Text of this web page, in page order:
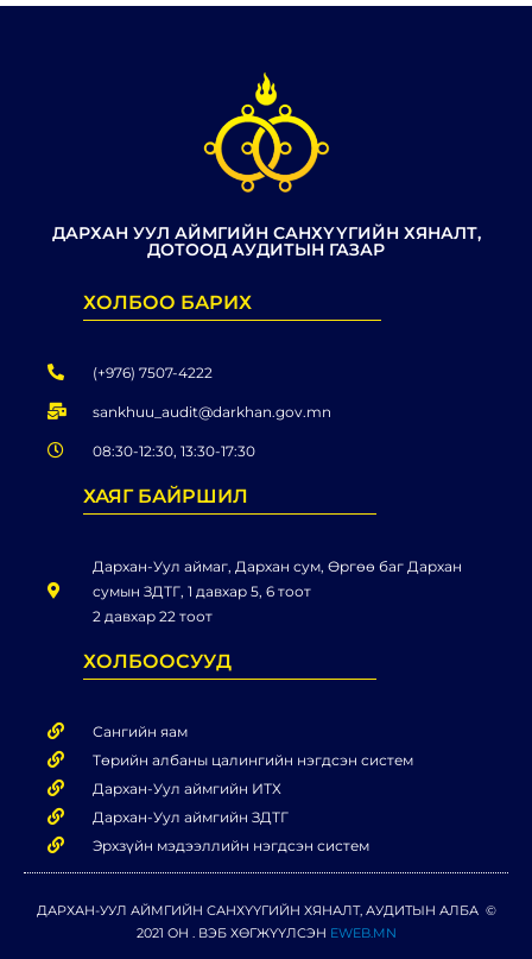
ДАРХАН УУЛ АЙМГИЙН САНХҮҮГИЙН ХЯНАЛТ,
ДОТООД АУДИТЫН ГАЗАР
ХОЛБОО БАРИХ
(+976) 7507-4222
sankhuu_audit@darkhan.gov.mn
08:30-12:30, 13:30-17:30
ХАЯГ БАЙРШИЛ
Дархан-Уул аймаг, Дархан сум, Өргөө баг Дархан
сумын ЗДТГ, 1 давхар 5, 6 тоот
2 давхар 22 тоот
ХОЛБООСУУД
Сангийн яам
Төрийн албаны цалингийн нэгдсэн систем
Дархан-Уул аймгийн ИТХ
Дархан-Уул аймгийн ЗДТГ
Эрхзүйн мэдээллийн нэгдсэн систем
ДАРХАН-УУЛ АЙМГИЙН САНХҮҮГИЙН ХЯНАЛТ, АУДИТЫН АЛБА ©
2021 ОН . ВЭБ ХӨГЖҮҮЛСЭН EWEB.MN